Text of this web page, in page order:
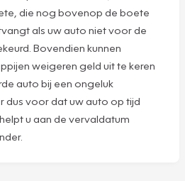
die nog bovenop de boete
als uw auto niet voor de
Bovendien kunnen
weigeren geld uit te keren
auto bij een ongeluk
dus voor dat uw auto op tijd
u aan de vervaldatum